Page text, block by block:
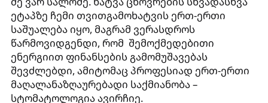
ეტაპზე ჩემი თვითგამოხატვის ერთ-ერთი
საშუალება იყო, მაგრამ ვერასდროს
წარმოვიდგენდი, რომ შემოქმედებითი
ენერგიით ფინანსების გამომუშავებას
შევძლებდი, ამიტომაც პროფესიად ერთ-ერთი
მაღალანაზღაურებადი საქმიანობა –
სტომატოლოგია ავირჩიე.